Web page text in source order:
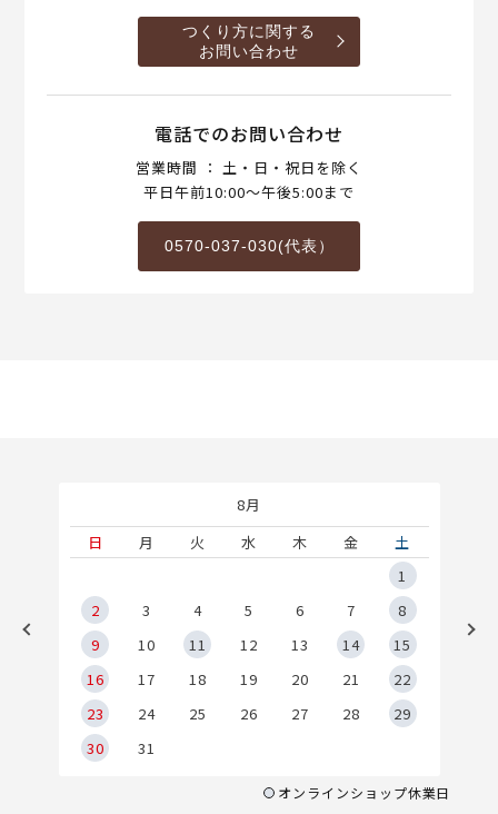
つくり方に関する
お問い合わせ
電話でのお問い合わせ
営業時間 ： 土・日・祝日を除く
平日午前10:00～午後5:00まで
0570-037-030(代表）
8月
日
月 火 水 木 金
土
1
2
3 4 5 6 7
8
9
10 11 12 13 14
15
16
17 18 19 20 21
22
23
24 25 26 27 28
29
30
31
オンラインショップ休業日